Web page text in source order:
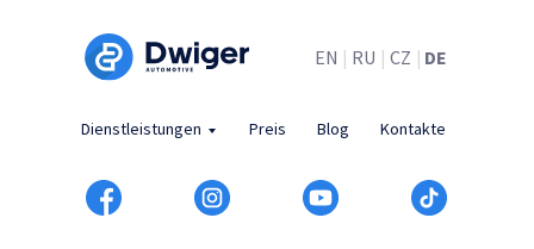
EN RU
| | CZ DE
|
Preis
Dienstleistungen Kontakte
Blog